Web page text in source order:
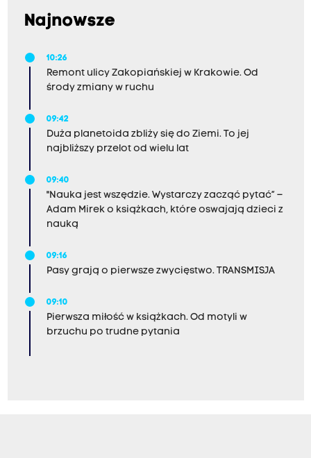
Najnowsze
10:26
Remont ulicy Zakopiańskiej w Krakowie. Od
środy zmiany w ruchu
09:42
Duża planetoida zbliży się do Ziemi. To jej
najbliższy przelot od wielu lat
09:40
"Nauka jest wszędzie. Wystarczy zacząć pytać” –
Adam Mirek o książkach, które oswajają dzieci z
nauką
09:16
Pasy grają o pierwsze zwycięstwo. TRANSMISJA
09:10
Pierwsza miłość w książkach. Od motyli w
brzuchu po trudne pytania